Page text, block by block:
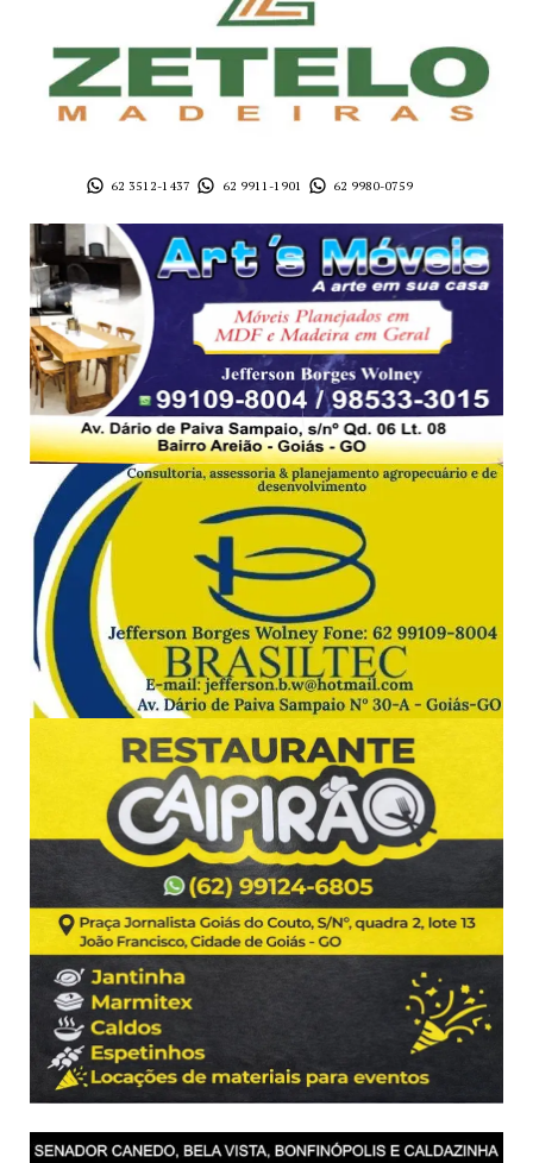
62 3512-1437 62 9911-1901 62 9980-0759